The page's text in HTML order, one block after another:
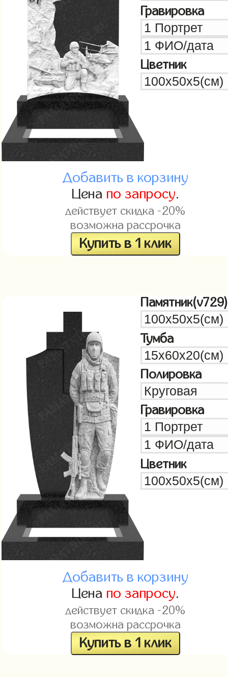
Гравировка
Цветник
Добавить в корзину
Цена по запросу.
действует скидка -20%
возможна рассрочка
Купить в 1 клик
Памятник(v729)
Тумба
Полировка
Гравировка
Цветник
Добавить в корзину
Цена по запросу.
действует скидка -20%
возможна рассрочка
Купить в 1 клик